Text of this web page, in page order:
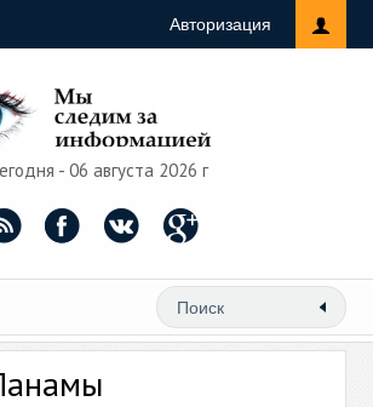
Авторизация
- 06 августа 2026 г